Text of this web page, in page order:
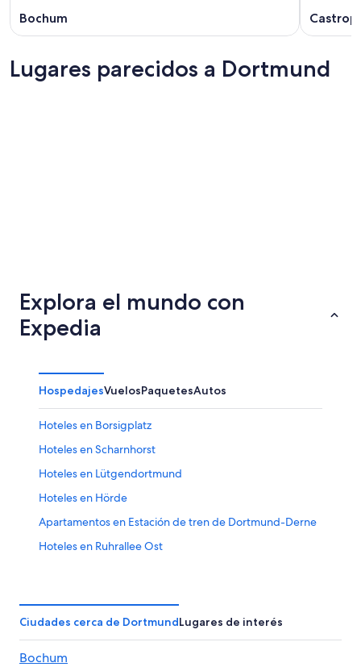
Bochum
Lugares parecidos a Dortmund
Explora el mundo con
Expedia
HospedajesVuelosPaquetesAutos
Hoteles en Borsigplatz
Hoteles en Scharnhorst
Hoteles en Lütgendortmund
Hoteles en Hörde
Apartamentos en Estación de tren de Dortmund-Derne
Hoteles en Ruhrallee Ost
Hoteles cerca de Estación de tren Dortmund-Hörde
Hoteles cerca de Estación de tren
Hoteles en Aplerbeck
Ciudades cerca de DortmundLugares de interés
Bochum